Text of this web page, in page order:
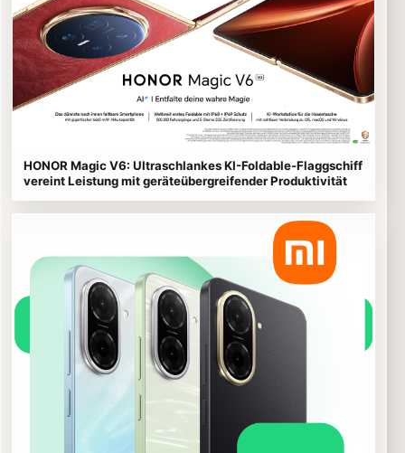
HONOR Magic V6: Ultraschlankes KI-Foldable-Flaggschiff
vereint Leistung mit geräteübergreifender Produktivität